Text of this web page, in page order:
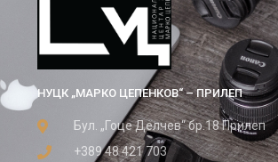
НУЦК „МАРКО ЦЕПЕНКОВ“ – ПРИЛЕП
Бул. „Гоце Делчев“ бр.18 Прилеп
+389 48 421 703